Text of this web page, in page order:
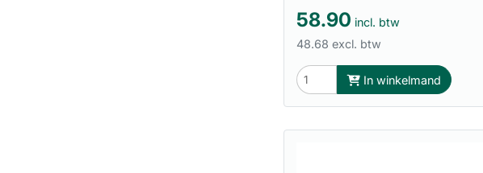
58.90 incl. btw
48.68 excl. btw
In winkelmand